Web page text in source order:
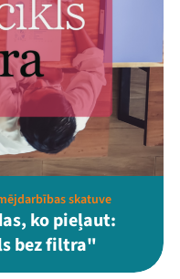
skatuve
ko pieļaut:
bez filtra"